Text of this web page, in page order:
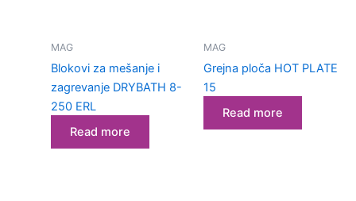
MAG
Blokovi za mešanje i
zagrevanje DRYBATH 8-
250 ERL
Read more
MAG
Grejna ploča HOT PLATE
15
Read more